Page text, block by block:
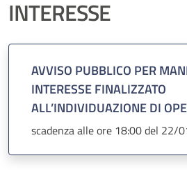
INTERESSE
AVVISO PUBBLICO PER
INTERESSE FINALIZZATO
ALL’INDIVIDUAZIONE DI
ECONOMICI INTERESSATI
L’AFFIDAMENTO DIRETTO -
scadenza alle ore 18:00 del 22/